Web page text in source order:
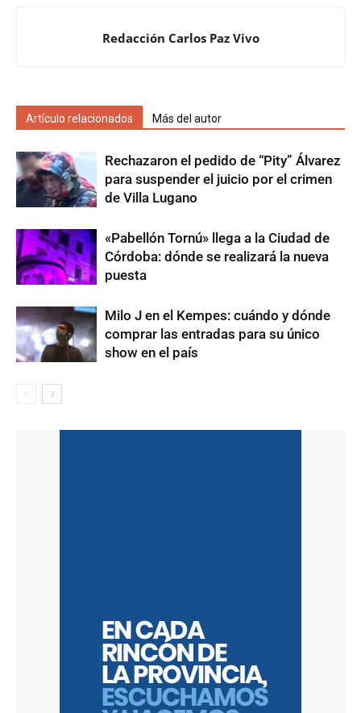
Redacción Carlos Paz Vivo
Artículo relacionados Más del autor
Rechazaron el pedido de “Pity” Álvarez
para suspender el juicio por el crimen
de Villa Lugano
«Pabellón Tornú» llega a la Ciudad de
Córdoba: dónde se realizará la nueva
puesta
Milo J en el Kempes: cuándo y dónde
comprar las entradas para su único
show en el país